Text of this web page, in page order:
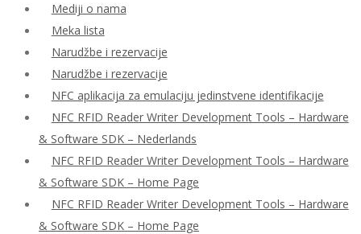
Mediji o nama
Meka lista
Narudžbe i rezervacije
Narudžbe i rezervacije
NFC aplikacija za emulaciju jedinstvene identifikacije
NFC RFID Reader Writer Development Tools – Hardware
& Software SDK – Nederlands
NFC RFID Reader Writer Development Tools – Hardware
& Software SDK – Home Page
NFC RFID Reader Writer Development Tools – Hardware
& Software SDK – Home Page